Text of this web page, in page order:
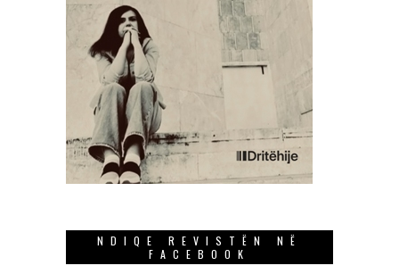
NDIQE REVISTËN NË
FACEBOOK